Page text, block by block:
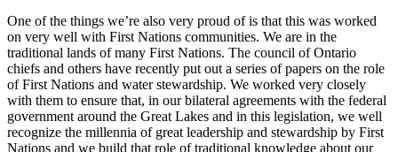
One of the things we’re also very proud of is that this was worked
on very well with First Nations communities. We are in the
traditional lands of many First Nations. The council of Ontario
chiefs and others have recently put out a series of papers on the role
of First Nations and water stewardship. We worked very closely
with them to ensure that, in our bilateral agreements with the federal
government around the Great Lakes and in this legislation, we well
recognize the millennia of great leadership and stewardship by First
Nations and we build that role of traditional knowledge about our